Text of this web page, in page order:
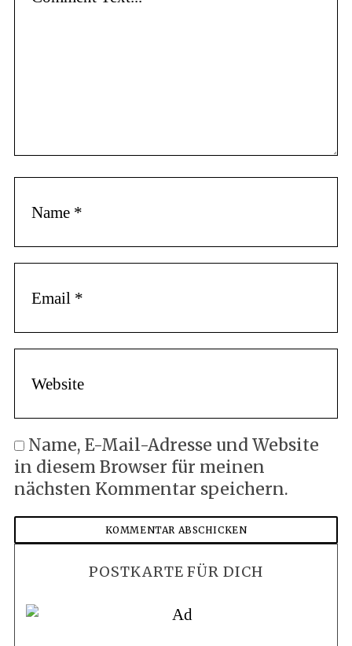
Name, E-Mail-Adresse und Website
in diesem Browser für meinen
nächsten Kommentar speichern.
POSTKARTE FÜR DICH